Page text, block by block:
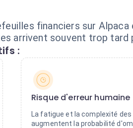
financiers sur
arrivent souvent trop
:
Risque d'erreur humaine
La fatigue et la complexité
augmentent la probabilité